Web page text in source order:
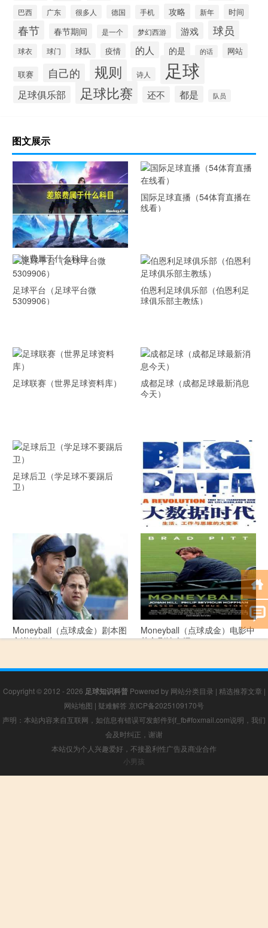
巴西 广东 很多人 德国 手机 攻略 新年 时间
春节 春节期间 是一个 梦幻西游 游戏 球员
球衣 球门 球队 疫情 的人 的是 的话 网站
联赛 自己的 规则 诗人 足球
足球俱乐部 足球比赛 还不 都是 队员
图文展示
差旅费属于什么科目
国际足球直播（54体育直播在
线看）
足球平台（足球平台微
5309906）
伯恩利足球俱乐部（伯恩利足
球俱乐部主教练）
足球联赛（世界足球资料库）
成都足球（成都足球最新消息
今天）
足球后卫（学足球不要踢后
卫）
《大数据时代》 PDF文档下载
Moneyball（点球成金）剧本图
文详细解读
Moneyball（点球成金）电影中
英文剧情介绍
Copyright © 2012 - 2026 足球知识科普Powered by 网站分类目录 | 精选推荐文章 |
网站地图 | 疑难解答 京ICP备2025109170号
声明：本站内容来自互联网，如信息有错误可发邮件到f_fb#foxmail.com说明，我们
会及时纠正，谢谢
本站仅为个人兴趣爱好，不接盈利性广告及商业合作
小男孩